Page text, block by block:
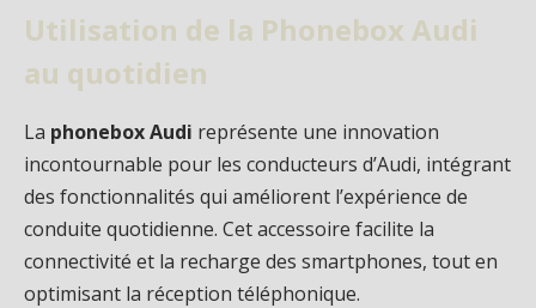
Utilisation de la Phonebox Audi
au quotidien
La phonebox Audi représente une innovation
incontournable pour les conducteurs d’Audi, intégrant
des fonctionnalités qui améliorent l’expérience de
conduite quotidienne. Cet accessoire facilite la
connectivité et la recharge des smartphones, tout en
optimisant la réception téléphonique.